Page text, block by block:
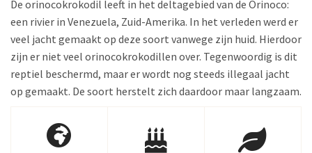
De orinocokrokodil leeft in het deltagebied van de Orinoco:
een rivier in Venezuela, Zuid-Amerika. In het verleden werd er
veel jacht gemaakt op deze soort vanwege zijn huid. Hierdoor
zijn er niet veel orinocokrokodillen over. Tegenwoordig is dit
reptiel beschermd, maar er wordt nog steeds illegaal jacht
op gemaakt. De soort herstelt zich daardoor maar langzaam.